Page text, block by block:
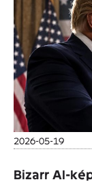
2026-05-19
Bizarr AI-